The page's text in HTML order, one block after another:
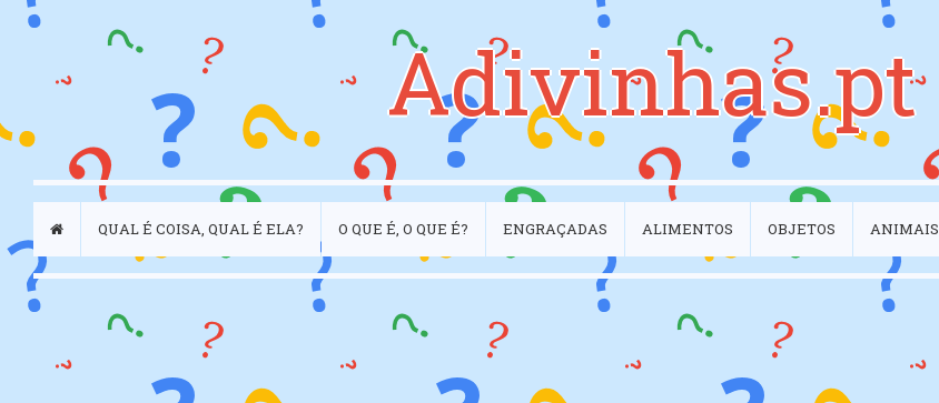
Adivinhas.pt
QUAL É COISA, QUAL É ELA? O QUE É, O QUE É? ENGRAÇADAS ALIMENTOS OBJETOS ANIMAIS